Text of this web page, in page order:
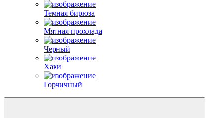
Темная бирюза
Мятная прохлада
Черный
Хаки
Горчичный